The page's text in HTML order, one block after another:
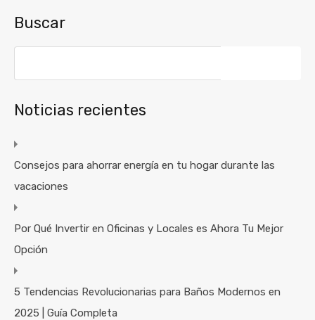
Buscar
Noticias recientes
Consejos para ahorrar energía en tu hogar durante las
vacaciones
Por Qué Invertir en Oficinas y Locales es Ahora Tu Mejor
Opción
5 Tendencias Revolucionarias para Baños Modernos en
2025 | Guía Completa